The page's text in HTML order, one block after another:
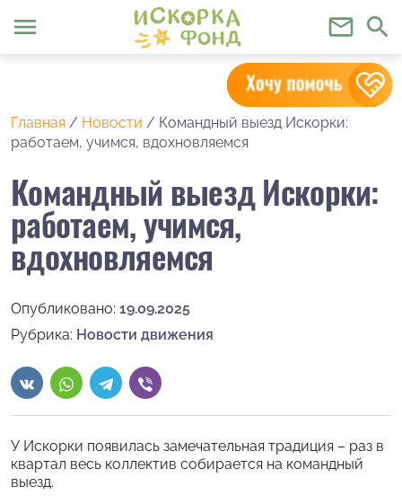
menu mail_outline search
Главная / Новости / Командный выезд Искорки:
работаем, учимся, вдохновляемся
Командный выезд Искорки:
работаем, учимся,
вдохновляемся
Опубликовано: 19.09.2025
Рубрика: Новости движения
У Искорки появилась замечательная традиция – раз в
квартал весь коллектив собирается на командный
выезд.